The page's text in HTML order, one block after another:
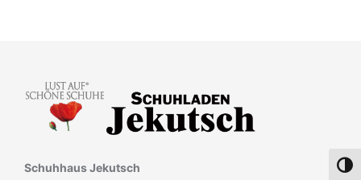
Schuhhaus Jekutsch